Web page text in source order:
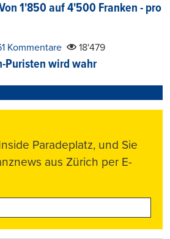
1'850 auf 4'500 Franken - pro
Kommentare 18'479
Puristen wird wahr
Paradeplatz, und Sie
aus Zürich per E-